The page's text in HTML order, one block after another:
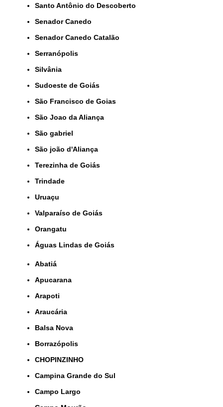
Santo Antônio do Descoberto
Senador Canedo
Senador Canedo Catalão
Serranópolis
Silvânia
Sudoeste de Goiás
São Francisco de Goias
São Joao da Aliança
São gabriel
São joão d'Aliança
Terezinha de Goiás
Trindade
Uruaçu
Valparaíso de Goiás
orangatu
Águas Lindas de Goiás
Abatiá
Apucarana
Arapoti
Araucária
Balsa Nova
Borrazópolis
CHOPINZINHO
Campina Grande do Sul
Campo Largo